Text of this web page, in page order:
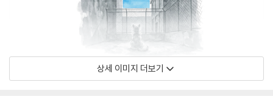
상세 이미지 더보기